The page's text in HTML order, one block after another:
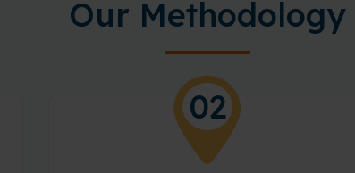
Our Methodology
02